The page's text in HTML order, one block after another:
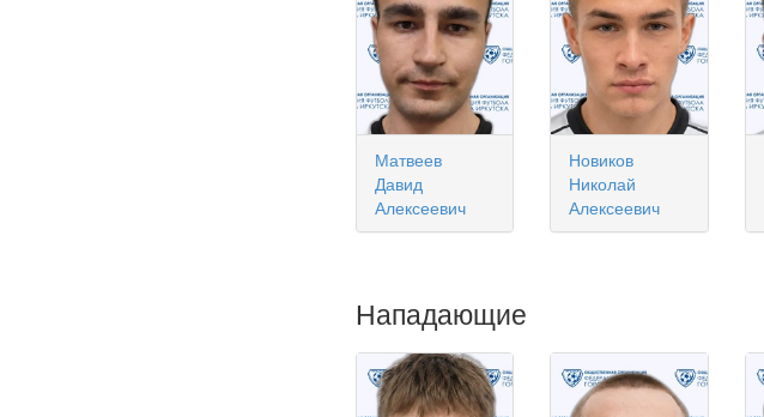
Матвеев
Давид
Алексеевич
Новиков
Николай
Алексеевич
Нападающие